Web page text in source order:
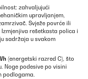
zahvaljujući
upravljanjem,
Svježe povrće ili
rešetkasta polica i
sadržaja u svakom
(energetski razred C), što
Noge podesive po visini
podlogama.